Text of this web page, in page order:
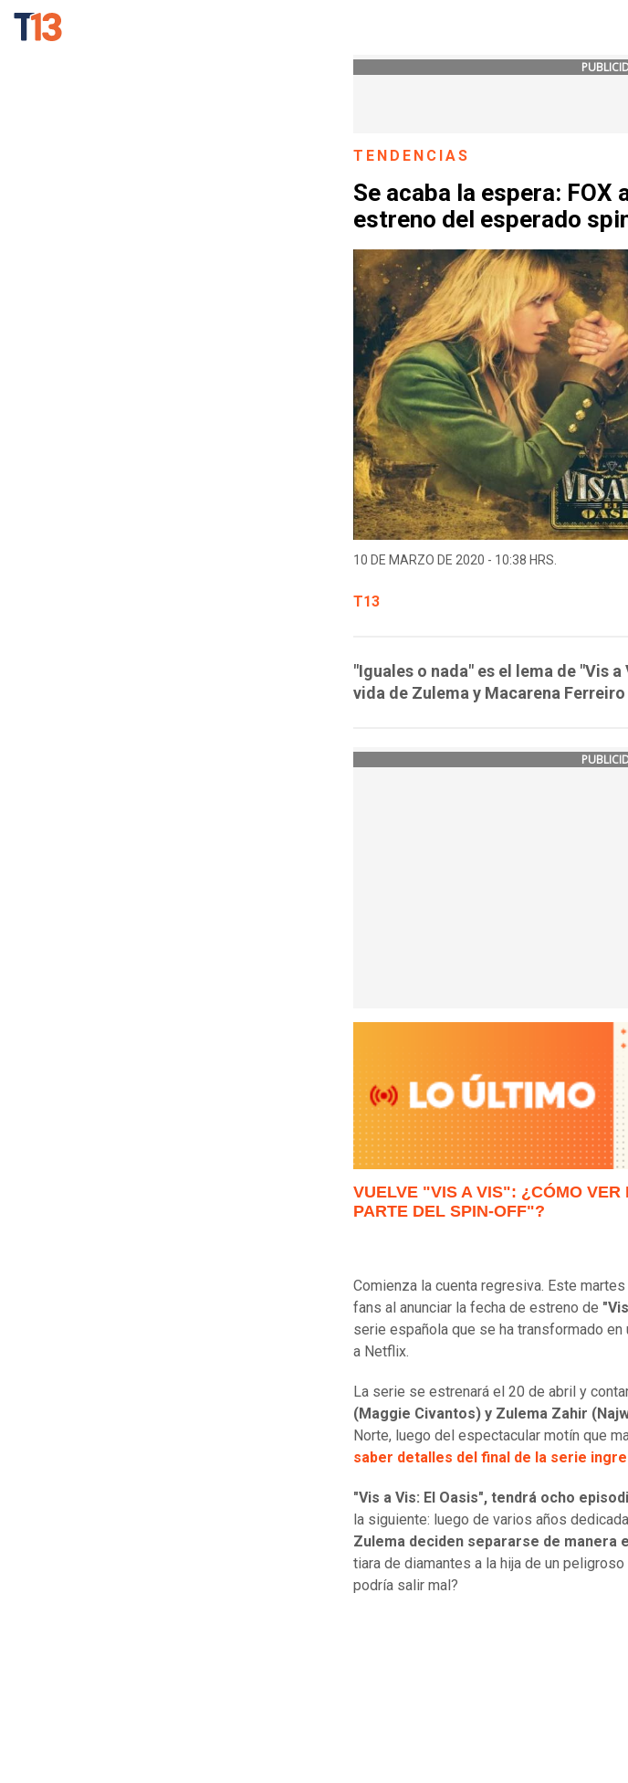
TENDENCIAS
Se acaba la espera: FOX
estreno del esperado
10 DE MARZO DE 2020 - 10:38 HRS.
T13
"Iguales o nada" es el lema de "Vis
vida de Zulema y Macarena
VUELVE "VIS A VIS": ¿CÓMO VER
PARTE DEL SPIN-OFF"?
Comienza la cuenta regresiva. Este
fans al anunciar la fecha de estreno de
serie española que se ha transformado
a Netflix.
La serie se estrenará el 20 de abril y
(Maggie Civantos) y Zulema Zahir
Norte, luego del espectacular motín que
saber detalles del final de la serie
"Vis a Vis: El Oasis", tendrá ocho
la siguiente: luego de varios años
Zulema deciden separarse de manera
tiara de diamantes a la hija de un
podría salir mal?